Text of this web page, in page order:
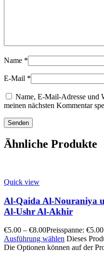
Name *
E-Mail *
Name, E-Mail-Adresse und
meinen nächsten Kommentar
Ähnliche Produkte
Quick view
Al-Qaida Al-Nouraniya
Al-Ushr Al-Akhir
€5.00 – €8.00Preisspanne:
Ausführung wählen Dieses
Die Optionen können auf der